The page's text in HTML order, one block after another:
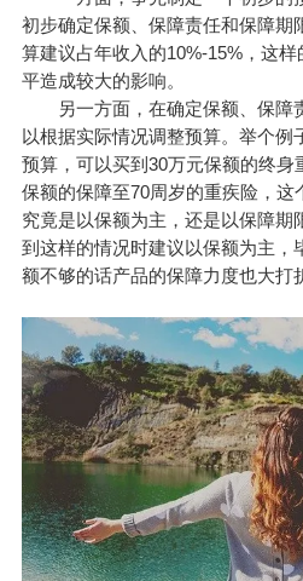
初步确定保额、保障责任和保障期
算建议占年收入的10%-15%，这
平造成较大的影响。
另一方面，在确定保额、保障
以根据实际情况调整预算。举个例
预算，可以买到30万元保额的终身
保额的保障至70周岁的重疾险，这
究竟是以保额为主，还是以保障期
到这样的情况时建议以保额为主，
额不够的话产品的保障力度也大打